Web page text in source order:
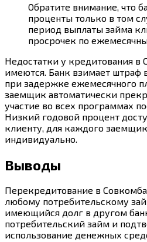
Обратите внимание, что
проценты только в том
период выплаты займа
просрочек по
Недостатки у кредитования в
имеются. Банк взимает штраф
при задержке ежемесячного
заемщик автоматически
участие во всех программах
Низкий годовой процент
клиенту, для каждого
индивидуально.
Выводы
Перекредитование в
любому потребительскому
имеющийся долг в другом
потребительский займ и
использование денежных